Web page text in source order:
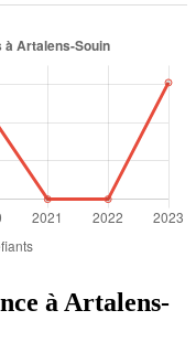
à Artalens-